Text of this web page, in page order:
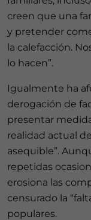
creen que una
y pretender
la calefacción.
lo hacen”.
Igualmente ha
derogación de
presentar
realidad actual
asequible”.
repetidas
erosiona las
censurado la
populares.